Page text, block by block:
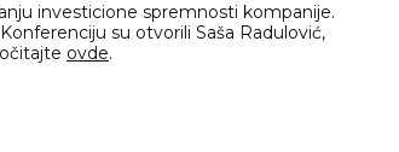
investicione spremnosti kompanije.
su otvorili Saša Radulović,
ovde.